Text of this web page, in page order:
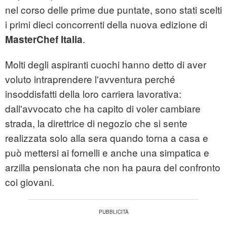
nel corso delle prime due puntate, sono stati scelti
i primi dieci concorrenti della nuova edizione di
MasterChef Italia.
Molti degli aspiranti cuochi hanno detto di aver
voluto intraprendere l'avventura perché
insoddisfatti della loro carriera lavorativa:
dall'avvocato che ha capito di voler cambiare
strada, la direttrice di negozio che si sente
realizzata solo alla sera quando torna a casa e
può mettersi ai fornelli e anche una simpatica e
arzilla pensionata che non ha paura del confronto
coi giovani.